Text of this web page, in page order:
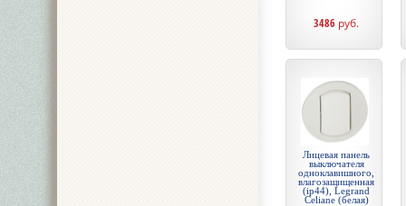
3486 руб.
Лицевая панель
выключателя
одноклавишного,
влагозащищенная
(ip44), Legrand
Celiane (белая)